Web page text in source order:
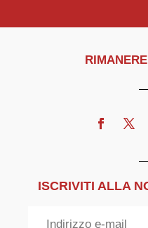
ISCRIVITI ALLA